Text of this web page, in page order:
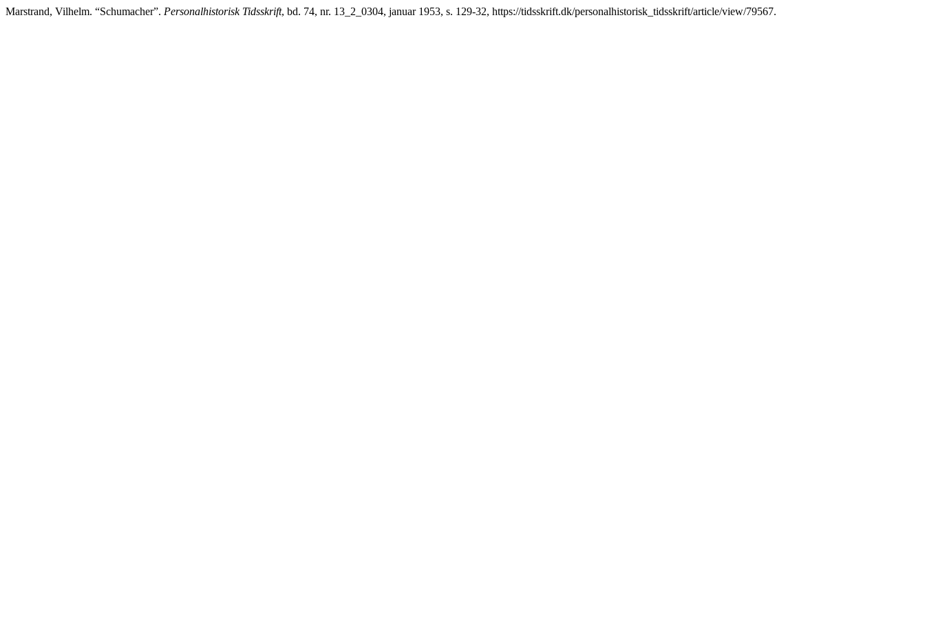
Marstrand, Vilhelm. “Schumacher”. Personalhistorisk Tidsskrift, bd. 74, nr. 13_2_0304, januar 1953, s. 129-32, https://tidsskrift.dk/personalhistorisk_tidsskrift/article/view/79567.